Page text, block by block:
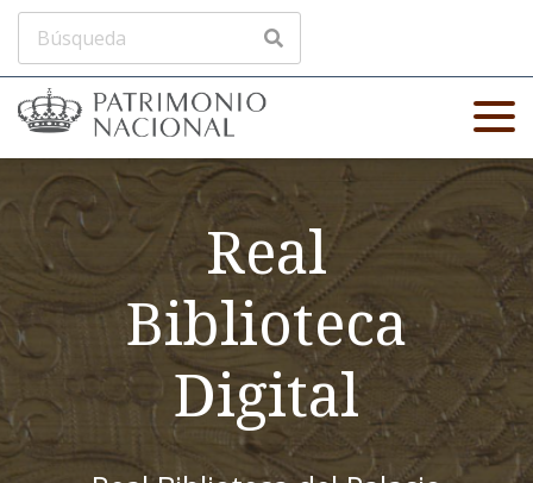
Real
Biblioteca
Digital